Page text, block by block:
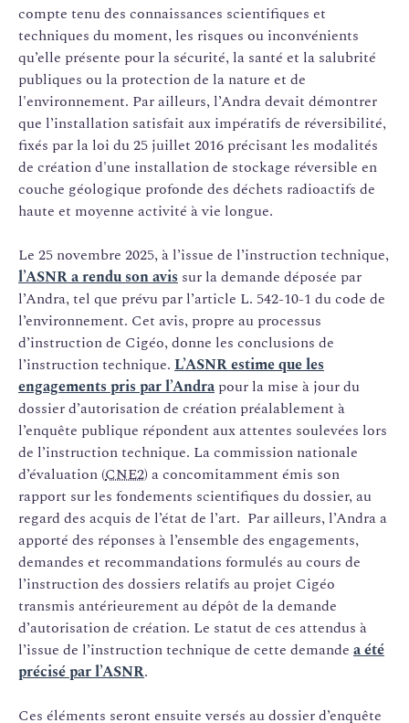
compte tenu des connaissances scientifiques et
techniques du moment, les risques ou inconvénients
qu’elle présente pour la sécurité, la santé et la salubrité
publiques ou la protection de la nature et de
l'environnement. Par ailleurs, l’Andra devait démontrer
que l’installation satisfait aux impératifs de réversibilité,
fixés par la loi du 25 juillet 2016 précisant les modalités
de création d'une installation de stockage réversible en
couche géologique profonde des déchets radioactifs de
haute et moyenne activité à vie longue.
Le 25 novembre 2025, à l’issue de l’instruction technique,
l’ASNR a rendu son avis sur la demande déposée par
l’Andra, tel que prévu par l’article L. 542-10-1 du code de
l’environnement. Cet avis, propre au processus
d’instruction de Cigéo, donne les conclusions de
l’instruction technique. L’ASNR estime que les
engagements pris par l’Andra pour la mise à jour du
dossier d’autorisation de création préalablement à
l’enquête publique répondent aux attentes soulevées lors
de l’instruction technique. La commission nationale
d’évaluation (CNE2) a concomitamment émis son
rapport sur les fondements scientifiques du dossier, au
regard des acquis de l’état de l’art. Par ailleurs, l’Andra a
apporté des réponses à l’ensemble des engagements,
demandes et recommandations formulés au cours de
l’instruction des dossiers relatifs au projet Cigéo
transmis antérieurement au dépôt de la demande
d’autorisation de création. Le statut de ces attendus à
l’issue de l’instruction technique de cette demande a été
précisé par l’ASNR.
Ces éléments seront ensuite versés au dossier d’enquête